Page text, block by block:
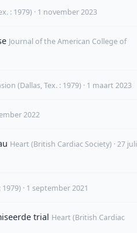
: 1979) · 1 november 2023
Journal of the American College of
(Dallas, Tex. : 1979) · 1 maart 2023
2022
Heart (British Cardiac Society) · 27 juli
· 1 september 2021
trial Heart (British Cardiac